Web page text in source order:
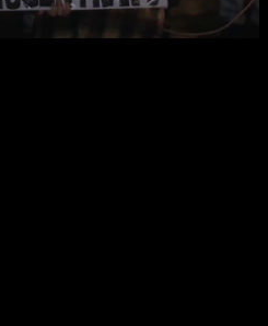
WhatsApp